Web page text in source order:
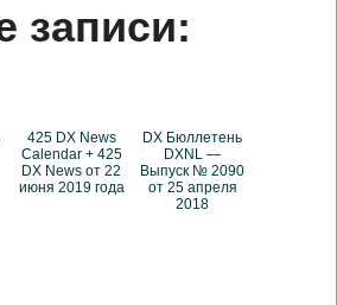
записи:
425 DX News
Calendar + 425
DX News от 22
июня 2019 года
DX Бюллетень
DXNL —
Выпуск № 2090
от 25 апреля
2018